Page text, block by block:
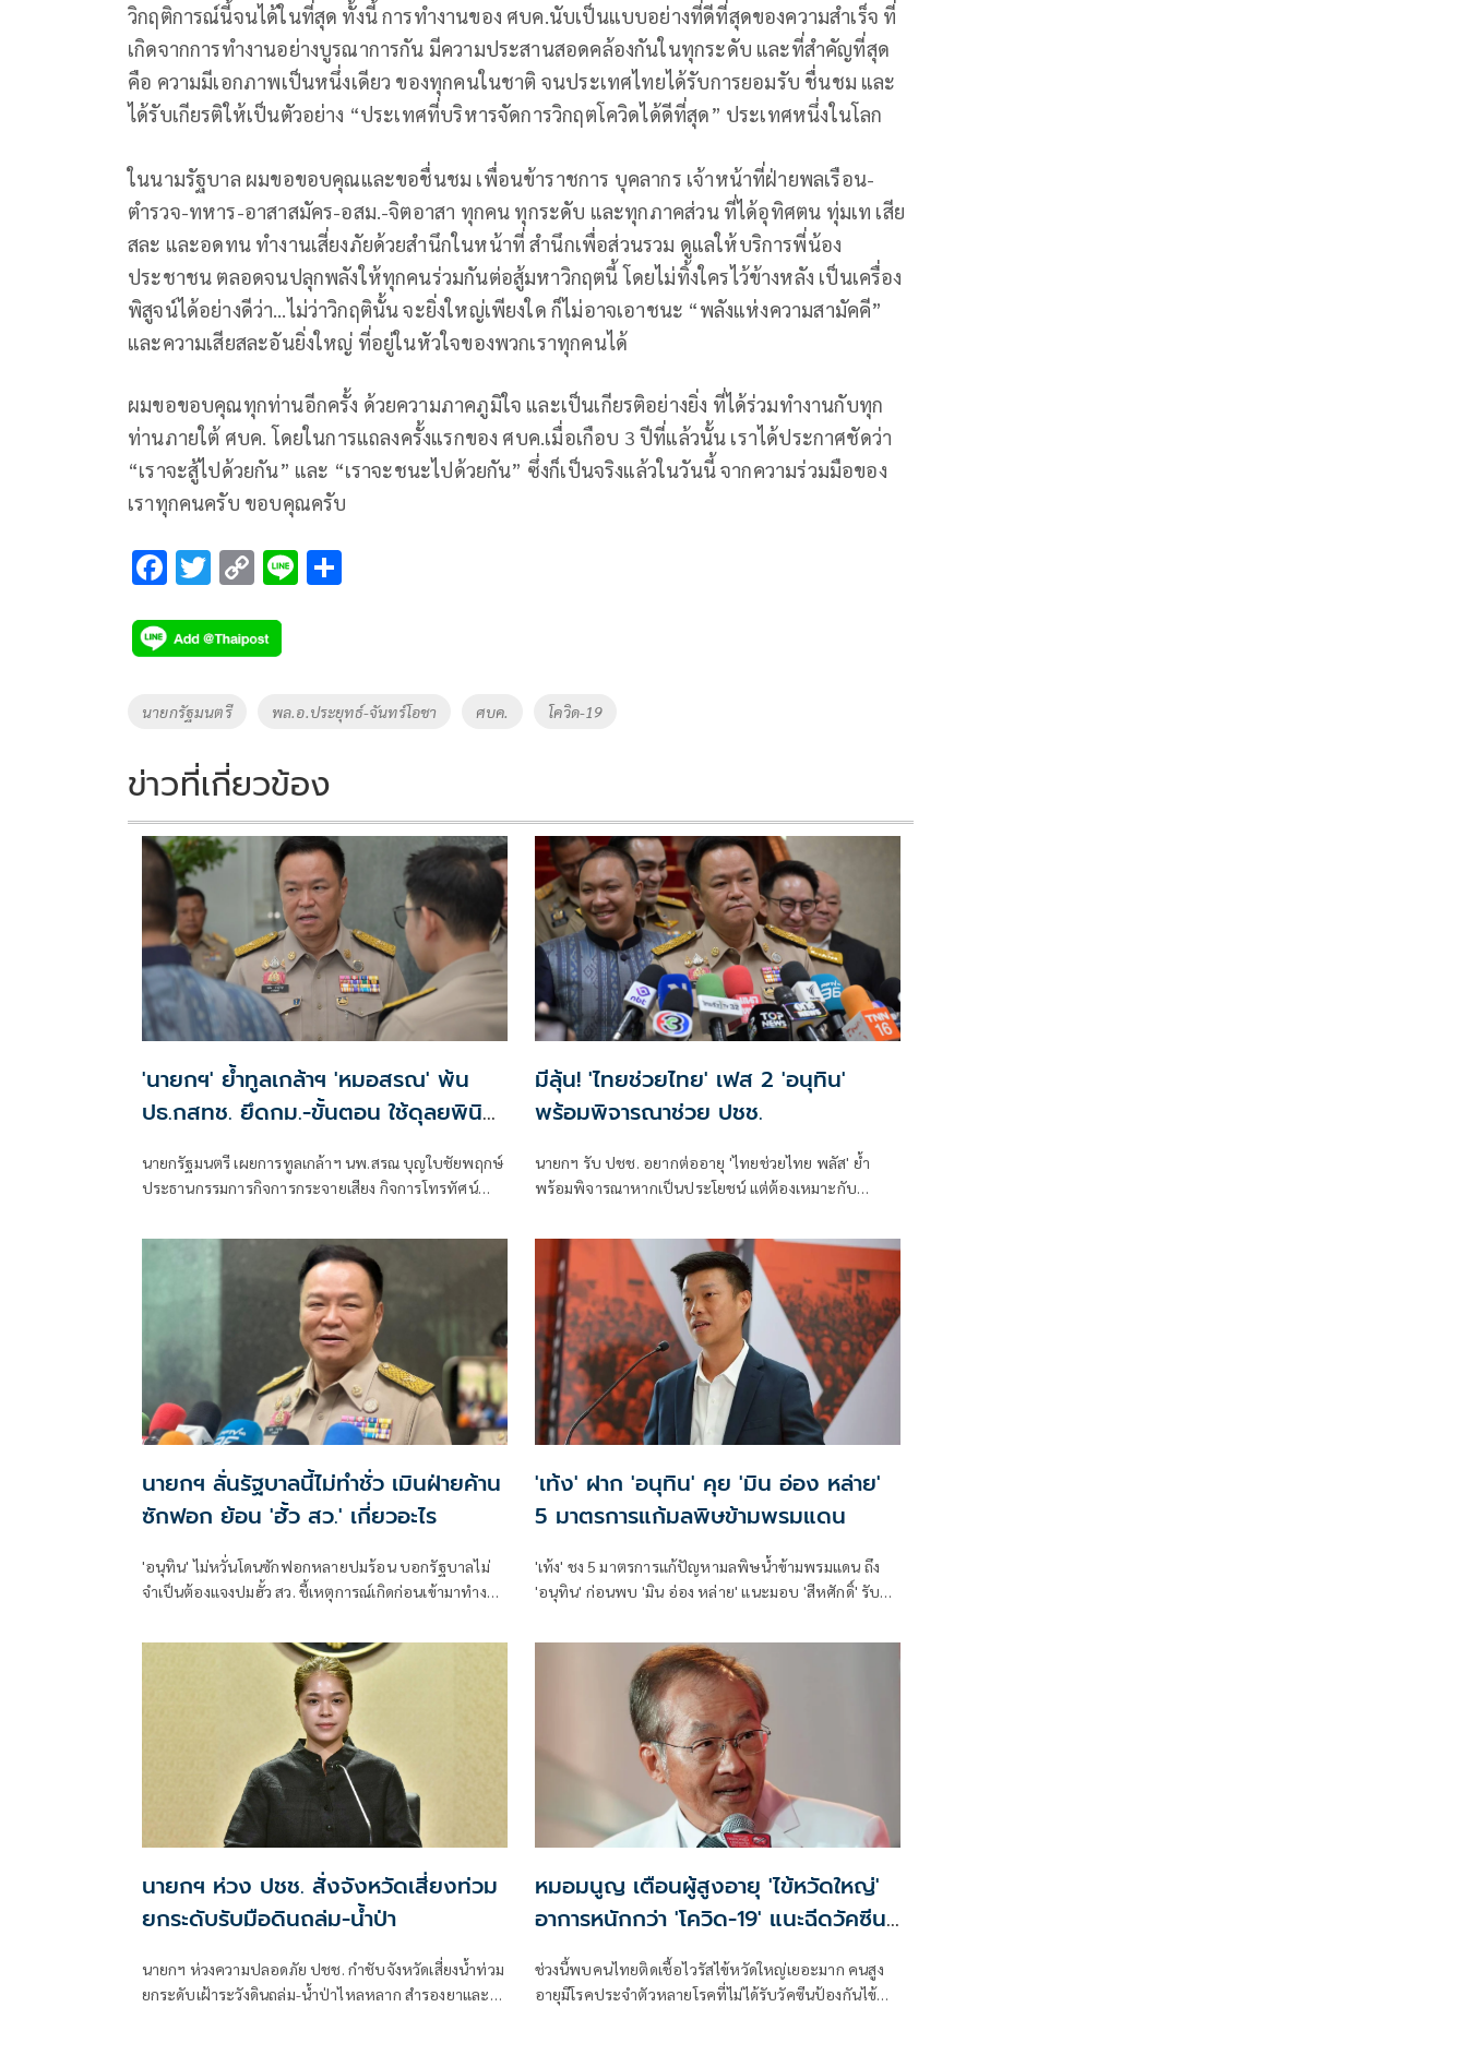
วิกฤติการณ์นี้จนได้ในที่สุด ทั้งนี้ การทำงานของ ศบค.นับเป็นแบบอย่างที่ดีที่สุดของความสำเร็จ ที่
เกิดจากการทำงานอย่างบูรณาการกัน มีความประสานสอดคล้องกันในทุกระดับ และที่สำคัญที่สุด
คือ ความมีเอกภาพเป็นหนึ่งเดียว ของทุกคนในชาติ จนประเทศไทยได้รับการยอมรับ ชื่นชม และ
ได้รับเกียรติให้เป็นตัวอย่าง “ประเทศที่บริหารจัดการวิกฤตโควิดได้ดีที่สุด” ประเทศหนึ่งในโลก
ในนามรัฐบาล ผมขอขอบคุณและขอชื่นชม เพื่อนข้าราชการ บุคลากร เจ้าหน้าที่ฝ่ายพลเรือน-
ตำรวจ-ทหาร-อาสาสมัคร-อสม.-จิตอาสา ทุกคน ทุกระดับ และทุกภาคส่วน ที่ได้อุทิศตน ทุ่มเท เสีย
สละ และอดทน ทำงานเสี่ยงภัยด้วยสำนึกในหน้าที่ สำนึกเพื่อส่วนรวม ดูแลให้บริการพี่น้อง
ประชาชน ตลอดจนปลุกพลังให้ทุกคนร่วมกันต่อสู้มหาวิกฤตนี้ โดยไม่ทิ้งใครไว้ข้างหลัง เป็นเครื่อง
พิสูจน์ได้อย่างดีว่า…ไม่ว่าวิกฤตินั้น จะยิ่งใหญ่เพียงใด ก็ไม่อาจเอาชนะ “พลังแห่งความสามัคคี”
และความเสียสละอันยิ่งใหญ่ ที่อยู่ในหัวใจของพวกเราทุกคนได้
ผมขอขอบคุณทุกท่านอีกครั้ง ด้วยความภาคภูมิใจ และเป็นเกียรติอย่างยิ่ง ที่ได้ร่วมทำงานกับทุก
ท่านภายใต้ ศบค. โดยในการแถลงครั้งแรกของ ศบค.เมื่อเกือบ 3 ปีที่แล้วนั้น เราได้ประกาศชัดว่า
“เราจะสู้ไปด้วยกัน” และ “เราจะชนะไปด้วยกัน” ซึ่งก็เป็นจริงแล้วในวันนี้ จากความร่วมมือของ
เราทุกคนครับ ขอบคุณครับ
F
e
b
o
k
T
tt
er
C
p
y
Li
k
Li
Tags
นายกรัฐมนตรี พล.อ.ประยุทธ์-จันทร์โอชา ศบค. โควิด-19
ข่าวที่เกี่ยวข้อง
'นายกฯ' ย้ำทูลเกล้าฯ 'หมอสรณ' พ้น
ปธ.กสทช. ยึดกม.-ขั้นตอน ใช้ดุลยพินิจ
นายกรัฐมนตรี เผยการทูลเกล้าฯ นพ.สรณ บุญใบชัยพฤกษ์
ประธานกรรมการกิจการกระจายเสียง กิจการโทรทัศน์
คุณสมบัติ
มีลุ้น! 'ไทยช่วยไทย' เฟส 2 'อนุทิน'
พร้อมพิจารณาช่วย ปชช.
นายกฯ รับ ปชช. อยากต่ออายุ 'ไทยช่วยไทย พลัส' ย้ำ
พร้อมพิจารณาหากเป็นประโยชน์ แต่ต้องเหมาะกับ
ขาสั้นเดินตลาด 'ก็ลมมันเย็น'
นายกฯ ลั่นรัฐบาลนี้ไม่ทำชั่ว เมินฝ่ายค้าน
ซักฟอก ย้อน 'ฮั้ว สว.' เกี่ยวอะไร
'อนุทิน' ไม่หวั่นโดนซักฟอกหลายปมร้อน บอกรัฐบาลไม่
จำเป็นต้องแจงปมฮั้ว สว. ชี้เหตุการณ์เกิดก่อนเข้ามาทำงาน
องครักษ์พิทักษ์
'เท้ง' ฝาก 'อนุทิน' คุย 'มิน อ่อง หล่าย'
5 มาตรการแก้มลพิษข้ามพรมแดน
'เท้ง' ชง 5 มาตรการแก้ปัญหามลพิษน้ำข้ามพรมแดน ถึง
'อนุทิน' ก่อนพบ 'มิน อ่อง หล่าย' แนะมอบ 'สีหศักดิ์' รับผิด
นายกฯ ห่วง ปชช. สั่งจังหวัดเสี่ยงท่วม
ยกระดับรับมือดินถล่ม-น้ำป่า
นายกฯ ห่วงความปลอดภัย ปชช. กำชับจังหวัดเสี่ยงน้ำท่วม
ยกระดับเฝ้าระวังดินถล่ม-น้ำป่าไหลหลาก สำรองยาและ
หมอมนูญ เตือนผู้สูงอายุ 'ไข้หวัดใหญ่'
อาการหนักกว่า 'โควิด-19' แนะฉีดวัคซีนปี
ละเข็ม ลดรุนแรง
ช่วงนี้พบคนไทยติดเชื้อไวรัสไข้หวัดใหญ่เยอะมาก คนสูง
อายุมีโรคประจำตัวหลายโรคที่ไม่ได้รับวัคซีนป้องกันไข้